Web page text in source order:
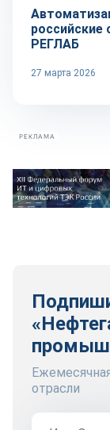
РЕГЛАБ
27 марта 2026
РЕКЛАМА
отрасли